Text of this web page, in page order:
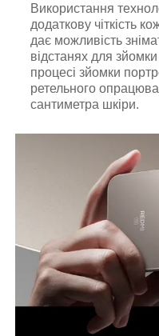
Використання
додаткову чіткість
дає можливість
відстанях для зйомки
процесі зйомки
ретельного
сантиметра шкіри.